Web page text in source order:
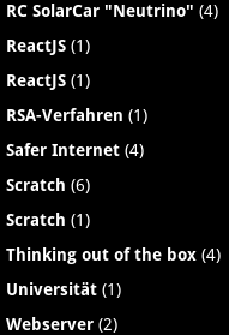
RC SolarCar "Neutrino" (4)
ReactJS(1)
ReactJS(1)
RSA-Verfahren (1)
Safer Internet(4)
Scratch (6)
Scratch (1)
Thinking out of the box(4)
Universität(1)
Webserver(2)